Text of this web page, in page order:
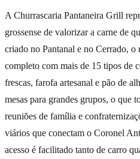
A Churrascaria Pantaneira Grill
grossense de valorizar a carne de
criado no Pantanal e no Cerrado, o
completo com mais de 15 tipos de
frescas, farofa artesanal e pão de
mesas para grandes grupos, o que
reuniões de família e
viários que conectam o Coronel
acesso é facilitado tanto de carro